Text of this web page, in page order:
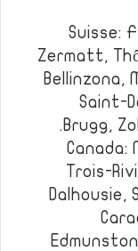
Suisse:
Zermatt,
Bellinzona,
Saint-
Brugg,
Trois-
Dalhousie,